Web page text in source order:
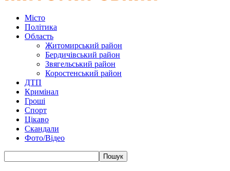
Місто
Політика
Область
Житомирський район
Бердичівський район
Звягельський район
Коростенський район
ДТП
Кримінал
Гроші
Спорт
Цікаво
Скандали
Фото/Відео